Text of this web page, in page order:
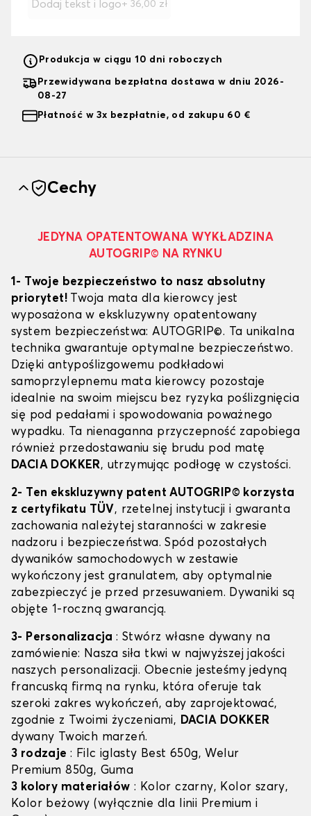
Dodaj tekst i logo+ 36,00 zł
Produkcja w ciągu 10 dni roboczych
Przewidywana bezpłatna dostawa w dniu 2026-
08-27
Płatność w 3x bezpłatnie, od zakupu 60 €
Cechy
JEDYNA OPATENTOWANA WYKŁADZINA
AUTOGRIP© NA RYNKU
1- Twoje bezpieczeństwo to nasz absolutny
priorytet! Twoja mata dla kierowcy jest
wyposażona w ekskluzywny opatentowany
system bezpieczeństwa: AUTOGRIP©. Ta unikalna
technika gwarantuje optymalne bezpieczeństwo.
Dzięki antypoślizgowemu podkładowi
samoprzylepnemu mata kierowcy pozostaje
idealnie na swoim miejscu bez ryzyka poślizgnięcia
się pod pedałami i spowodowania poważnego
wypadku. Ta nienaganna przyczepność zapobiega
również przedostawaniu się brudu pod matę
DACIA DOKKER, utrzymując podłogę w czystości.
2- Ten ekskluzywny patent AUTOGRIP© korzysta
z certyfikatu TÜV, rzetelnej instytucji i gwaranta
zachowania należytej staranności w zakresie
nadzoru i bezpieczeństwa. Spód pozostałych
dywaników samochodowych w zestawie
wykończony jest granulatem, aby optymalnie
zabezpieczyć je przed przesuwaniem. Dywaniki są
objęte 1-roczną gwarancją.
3- Personalizacja: Stwórz własne dywany na
zamówienie: Nasza siła tkwi w najwyższej jakości
naszych personalizacji. Obecnie jesteśmy jedyną
francuską firmą na rynku, która oferuje tak
szeroki zakres wykończeń, aby zaprojektować,
zgodnie z Twoimi życzeniami, DACIA DOKKER
dywany Twoich marzeń.
3 rodzaje : Filc iglasty Best 650g, Welur
Premium 850g, Guma
3 kolory materiałów : Kolor czarny, Kolor szary,
Kolor beżowy (wyłącznie dla linii Premium i